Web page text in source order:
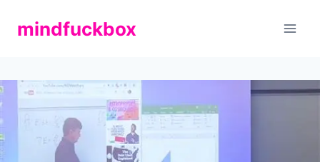
Inhaltmindfuckbox